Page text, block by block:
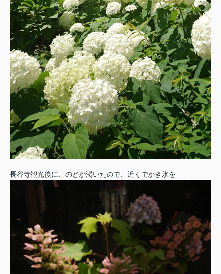
長谷寺観光後に、のどが渇いたので、近くでかき氷を